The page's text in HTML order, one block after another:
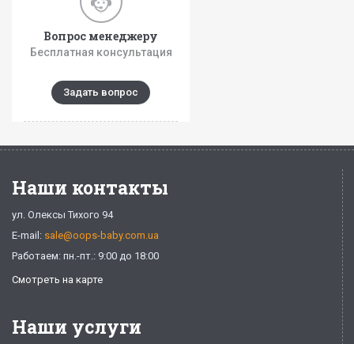
Вопрос менеджеру
Бесплатная консультация
Задать вопрос
Наши контакты
ул. Олексы Тихого 94
E-mail: sale@oops-baby.com.ua
Работаем: пн.-пт.: 9:00 до 18:00
Смотреть на карте
Наши услуги